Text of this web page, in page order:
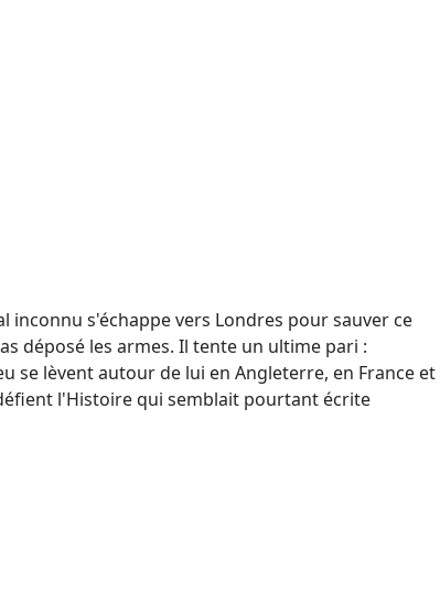
inconnu s'échappe vers Londres pour sauver ce
déposé les armes. Il tente un ultime pari :
se lèvent autour de lui en Angleterre, en France et
l'Histoire qui semblait pourtant écrite